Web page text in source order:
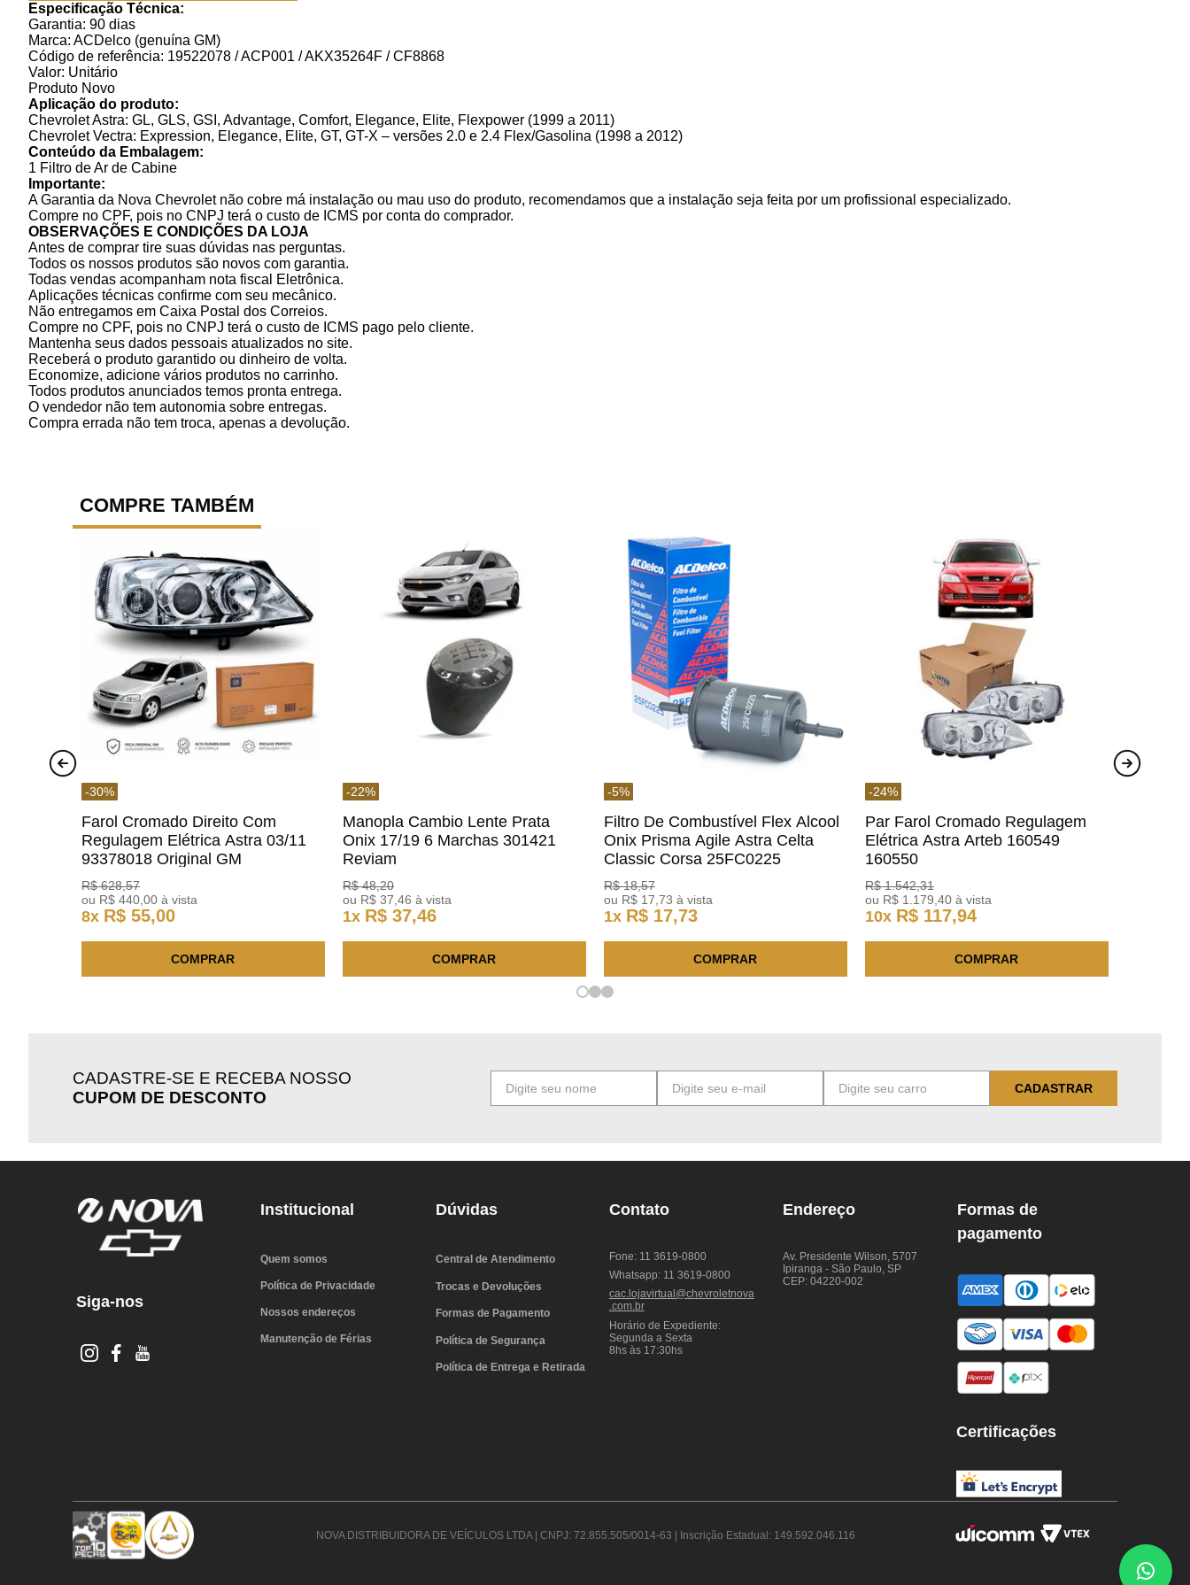
Especificação Técnica:
Garantia: 90 dias
Marca: ACDelco (genuína GM)
Código de referência: 19522078 / ACP001 / AKX35264F / CF8868
Valor: Unitário
Produto Novo
Aplicação do produto:
Chevrolet Astra: GL, GLS, GSI, Advantage, Comfort, Elegance, Elite, Flexpower (1999 a 2011)
Chevrolet Vectra: Expression, Elegance, Elite, GT, GT-X – versões 2.0 e 2.4 Flex/Gasolina (1998 a 2012)
Conteúdo da Embalagem:
1 Filtro de Ar de Cabine
Importante:
A Garantia da Nova Chevrolet não cobre má instalação ou mau uso do produto, recomendamos que a instalação seja feita por um profissional especializado.
Compre no CPF, pois no CNPJ terá o custo de ICMS por conta do comprador.
OBSERVAÇÕES E CONDIÇÕES DA LOJA
Antes de comprar tire suas dúvidas nas perguntas.
Todos os nossos produtos são novos com garantia.
Todas vendas acompanham nota fiscal Eletrônica.
Aplicações técnicas confirme com seu mecânico.
Não entregamos em Caixa Postal dos Correios.
Compre no CPF, pois no CNPJ terá o custo de ICMS pago pelo cliente.
Mantenha seus dados pessoais atualizados no site.
Receberá o produto garantido ou dinheiro de volta.
Economize, adicione vários produtos no carrinho.
Todos produtos anunciados temos pronta entrega.
O vendedor não tem autonomia sobre entregas.
Compra errada não tem troca, apenas a devolução.
COMPRE TAMBÉM
-30%
Farol Cromado Direito Com
Regulagem Elétrica Astra 03/11
93378018 Original GM
R$ 628,57
ou R$ 440 ,00 à vista
8x R$ 55,00
COMPRAR
-22%
Manopla Cambio Lente Prata
Onix 17/19 6 Marchas 301421
Reviam
R$ 48,20
ou R$ 37 ,46 à vista
1x R$ 37,46
COMPRAR
-5%
Filtro De Combustível Flex Alcool
Onix Prisma Agile Astra Celta
Classic Corsa 25FC0225
ACDelco
R$ 18,57
ou R$ 17 ,73 à vista
1x R$ 17,73
COMPRAR
-24%
Par Farol Cromado Regulagem
Elétrica Astra Arteb 160549
160550
R$ 1.542,31
ou R$ 1 179 ,40 à vista
10x R$ 117,94
COMPRAR
CADASTRE-SE E RECEBA NOSSO
CUPOM DE DESCONTO
CADASTRAR
Siga-nos
Institucional
Quem somos
Política de Privacidade
Nossos endereços
Manutenção de Férias
Dúvidas
Central de Atendimento
Trocas e Devoluções
Formas de Pagamento
Política de Segurança
Política de Entrega e Retirada
Contato
Fone: 11 3619-0800
Whatsapp: 11 3619-0800
cac.lojavirtual@chevroletnova
.com.br
Horário de Expediente:
Segunda a Sexta
8hs às 17:30hs
Endereço
Av. Presidente Wilson, 5707
Ipiranga - São Paulo, SP
CEP: 04220-002
Formas de
pagamento
Certificações
NOVA DISTRIBUIDORA DE VEÍCULOS LTDA | CNPJ: 72.855.505/0014-63 | Inscrição Estadual: 149.592.046.116